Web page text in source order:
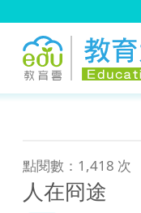
點閱數：1,418 次
人在冏途